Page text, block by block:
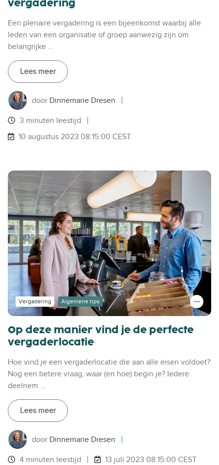
vergadering
Een plenaire vergadering is een bijeenkomst waarbij alle
leden van een organisatie of groep aanwezig zijn om
belangrijke …
Lees meer
door Dinnemarie Dresen
3 minuten leestijd
10 augustus 2023 08:15:00 CEST
Op deze manier vind je de perfecte
vergaderlocatie
Hoe vind je een vergaderlocatie die aan alle eisen voldoet?
Nog een betere vraag, waar (en hoe) begin je? Iedere
deelnem …
Lees meer
door Dinnemarie Dresen
4 minuten leestijd 13 juli 2023 08:15:00 CEST
Vergadering Algemene tips